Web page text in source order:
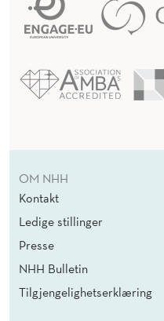
OM NHH
Kontakt
Ledige stillinger
Presse
NHH Bulletin
Tilgjengelighetserklæring